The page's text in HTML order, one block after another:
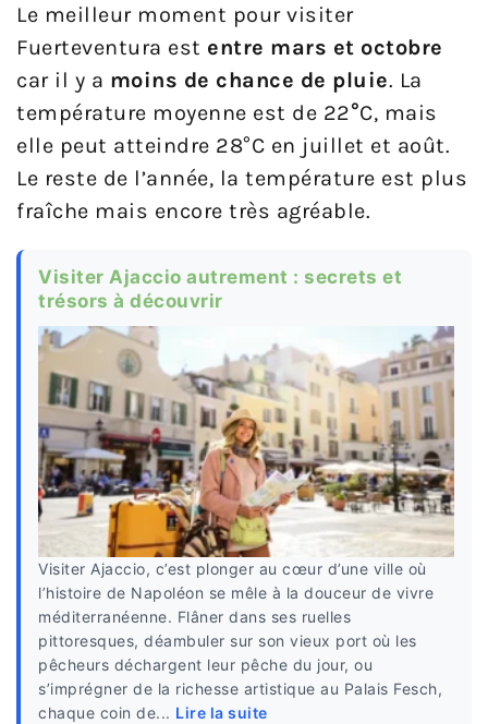
Le meilleur moment pour visiter
Fuerteventura est entre mars et octobre
car il y a moins de chance de pluie. La
température moyenne est de 22°C, mais
elle peut atteindre 28°C en juillet et août.
Le reste de l’année, la température est plus
fraîche mais encore très agréable.
Visiter Ajaccio autrement : secrets et
trésors à découvrir
Visiter Ajaccio, c’est plonger au cœur d’une ville où
l’histoire de Napoléon se mêle à la douceur de vivre
méditerranéenne. Flâner dans ses ruelles
pittoresques, déambuler sur son vieux port où les
pêcheurs déchargent leur pêche du jour, ou
s’imprégner de la richesse artistique au Palais Fesch,
chaque coin de... Lire la suite